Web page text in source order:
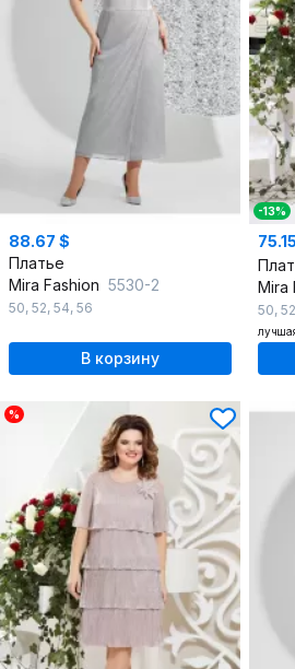
88.67 $
Платье
Mira Fashion 5530-2
50, 52, 54, 56
В корзину
-13%
Mira
50, 52
%